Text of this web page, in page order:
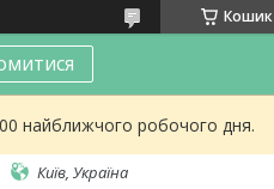
Кошик
найближчого робочого дня.
Київ, Україна